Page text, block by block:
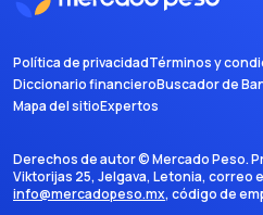
Política de privacidadTérminos y
Diccionario financieroBuscador de
Mapa del sitioExpertos
Derechos de autor ©Mercado Peso.
Viktorijas 25, Jelgava, Letonia, correo
info@mercadopeso.mx, código de